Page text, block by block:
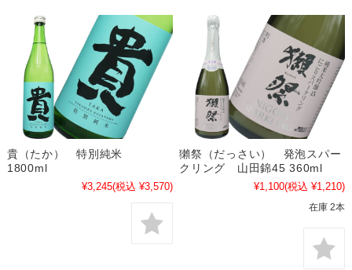
貴（たか） 特別純米
1800ml
¥3,245(税込 ¥3,570)
獺祭（だっさい） 発泡スパー
クリング 山田錦45 360ml
¥1,100(税込 ¥1,210)
在庫 2本